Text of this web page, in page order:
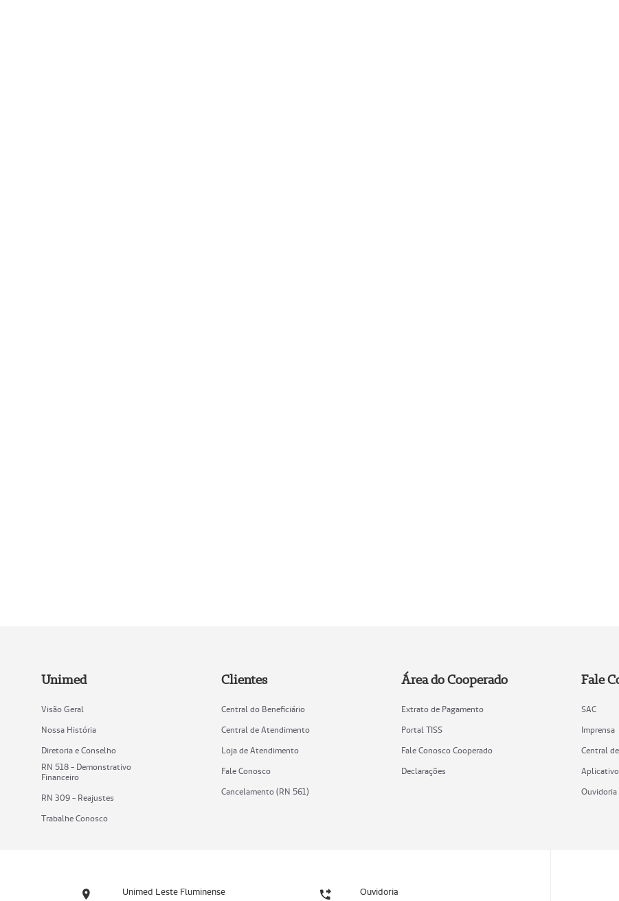
Unimed
Visão Geral
Nossa História
Diretoria e Conselho
RN 518 - Demonstrativo
Financeiro
RN 309 - Reajustes
Trabalhe Conosco
Clientes
Central do Beneficiário
Central de Atendimento
Loja de Atendimento
Fale Conosco
Cancelamento (RN 561)
Área do Cooperado
Extrato de Pagamento
Portal TISS
Fale Conosco Cooperado
Declarações
Fale
SAC
Imprensa
Central
Aplicativo
Ouvidoria
Unimed Leste Fluminense Ouvidoria